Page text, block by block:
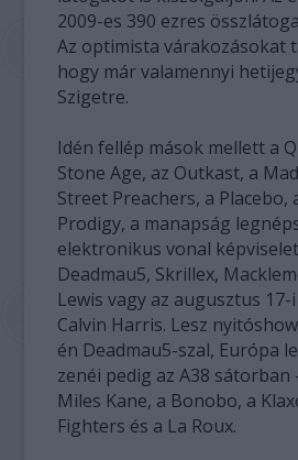
2009-es 390 ezres
Az optimista várakozásokat
hogy már valamennyi
Szigetre.
Idén fellép mások mellett a
Stone Age, az Outkast, a
Street Preachers, a Placebo,
Prodigy, a manapság
elektronikus vonal
Deadmau5, Skrillex,
Lewis vagy az augusztus
Calvin Harris. Lesz
én Deadmau5-szal, Európa
zenéi pedig az A38 sátorban
Miles Kane, a Bonobo, a
Fighters és a La Roux.